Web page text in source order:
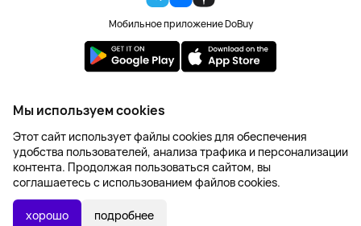
В КОРЗИНУ
Мобильное приложение DoBuy
2023-2026 © DoBuy. Все права защищены
Правила обработки персональных данных
Пользовательское соглашение
Оферта
Создание сайта – NetLab
Мы используем cookies
Этот сайт использует файлы cookies для обеспечения
удобства пользователей, анализа трафика и персонализации
контента. Продолжая пользоваться сайтом, вы
соглашаетесь с использованием файлов cookies.
хорошо подробнее